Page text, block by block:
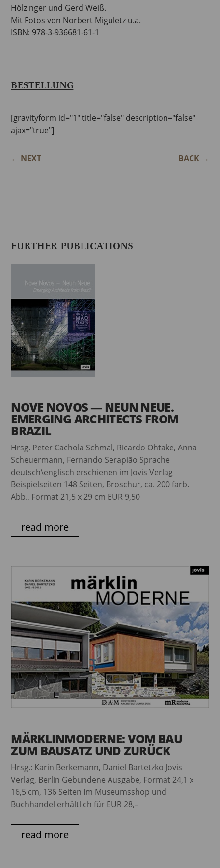
Hölzinger und Gerd Weiß.
Mit Fotos von Norbert Miguletz u.a.
ISBN: 978-3-936681-61-1
BESTELLUNG
[gravityform id="1" title="false" description="false"
ajax="true"]
← NEXT BACK→
FURTHER PUBLICATIONS
NOVE NOVOS — NEUN NEUE.
EMERGING ARCHITECTS FROM
BRAZIL
Hrsg. Peter Cachola Schmal, Ricardo Ohtake, Anna
Scheuermann, Fernando Serapião Sprache
deutsch\englisch erschienen im Jovis Verlag
Beispielseiten 148 Seiten, Broschur, ca. 200 farb.
Abb., Format 21,5 x 29 cm EUR 9,50
read more
MÄRKLINMODERNE: VOM BAU
ZUM BAUSATZ UND ZURÜCK
Hrsg.: Karin Berkemann, Daniel Bartetzko Jovis
Verlag, Berlin Gebundene Ausgabe, Format 24,1 x
16,5 cm, 136 Seiten Im Museumsshop und
Buchhandel erhältlich für EUR 28,–
read more